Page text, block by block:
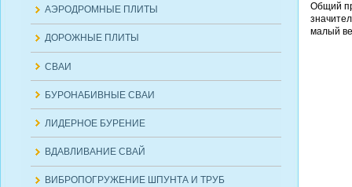
АЭРОДРОМНЫЕ ПЛИТЫ
ДОРОЖНЫЕ ПЛИТЫ
СВАИ
БУРОНАБИВНЫЕ СВАИ
ЛИДЕРНОЕ БУРЕНИЕ
ВДАВЛИВАНИЕ СВАЙ
ВИБРОПОГРУЖЕНИЕ ШПУНТА И ТРУБ
Общий
малый